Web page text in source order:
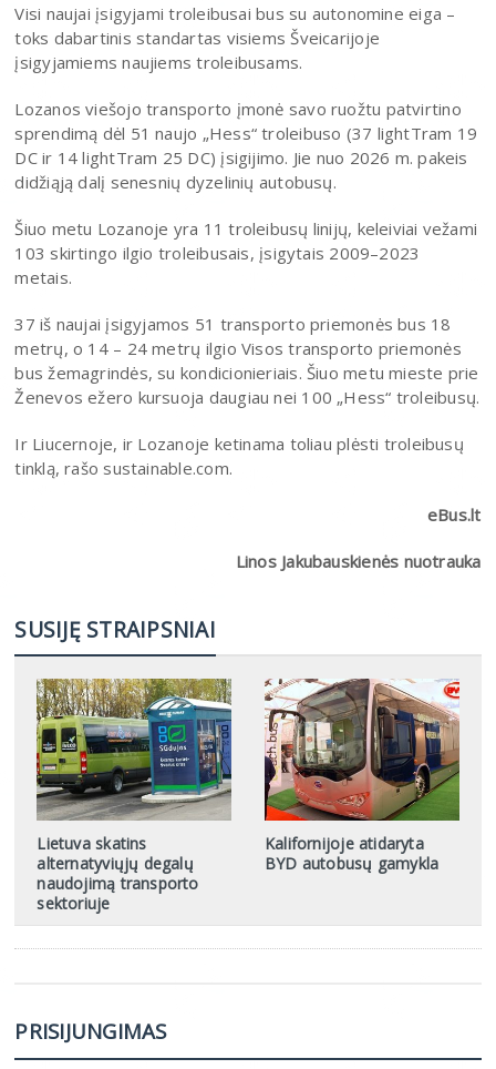
Visi naujai įsigyjami troleibusai bus su autonomine eiga –
toks dabartinis standartas visiems Šveicarijoje
įsigyjamiems naujiems troleibusams.
Lozanos viešojo transporto įmonė savo ruožtu patvirtino
sprendimą dėl 51 naujo „Hess“ troleibuso (37 lightTram 19
DC ir 14 lightTram 25 DC) įsigijimo. Jie nuo 2026 m. pakeis
didžiąją dalį senesnių dyzelinių autobusų.
Šiuo metu Lozanoje yra 11 troleibusų linijų, keleiviai vežami
103 skirtingo ilgio troleibusais, įsigytais 2009–2023
metais.
37 iš naujai įsigyjamos 51 transporto priemonės bus 18
metrų, o 14 – 24 metrų ilgio Visos transporto priemonės
bus žemagrindės, su kondicionieriais. Šiuo metu mieste prie
Ženevos ežero kursuoja daugiau nei 100 „Hess“ troleibusų.
Ir Liucernoje, ir Lozanoje ketinama toliau plėsti troleibusų
tinklą, rašo sustainable.com.
eBus.lt
Linos Jakubauskienės nuotrauka
SUSIJĘ STRAIPSNIAI
Lietuva skatins
alternatyviųjų degalų
naudojimą transporto
sektoriuje
Kalifornijoje atidaryta
BYD autobusų gamykla
PRISIJUNGIMAS